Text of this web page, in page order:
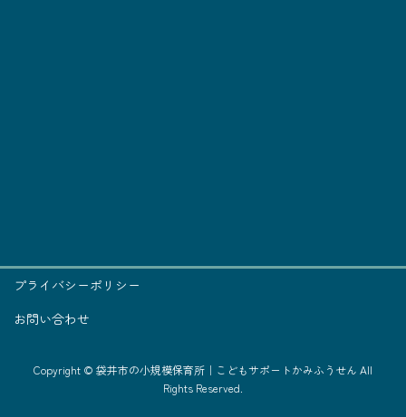
プライバシーポリシー
お問い合わせ
Copyright © 袋井市の小規模保育所｜こどもサポートかみふうせん All
Rights Reserved.